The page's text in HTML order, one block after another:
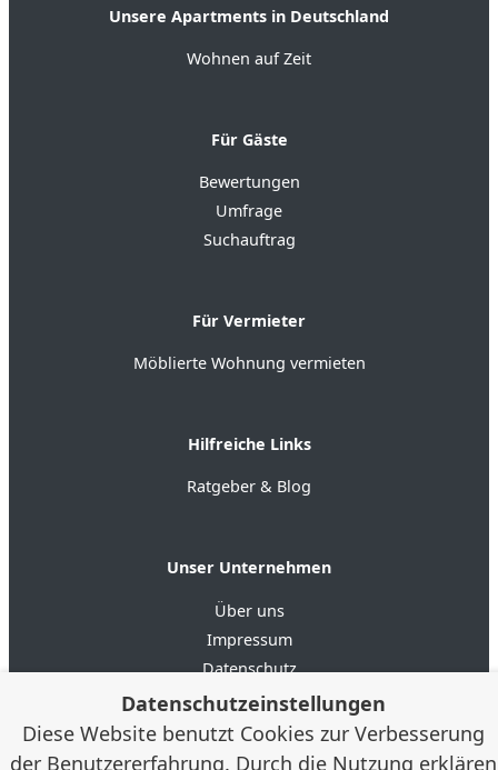
Unsere Apartments in Deutschland
Wohnen auf Zeit
Für Gäste
Bewertungen
Umfrage
Suchauftrag
Für Vermieter
Möblierte Wohnung vermieten
Hilfreiche Links
Ratgeber & Blog
Unser Unternehmen
Über uns
Impressum
Datenschutz
AGB
Google Bewertungen 4.6 ★★★★★
★★★★★ (20)
Datenschutzeinstellungen
Diese Website benutzt Cookies zur Verbesserung
der Benutzererfahrung. Durch die Nutzung erklären